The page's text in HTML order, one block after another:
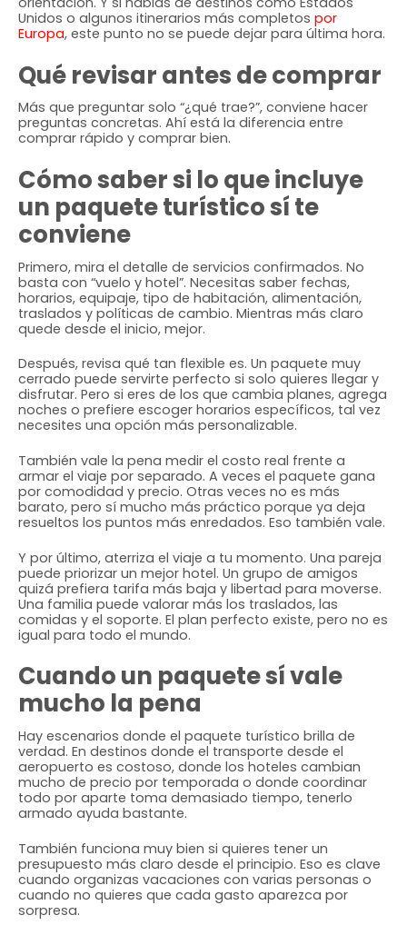
Unidos o algunos itinerarios más completos por
Europa, este punto no se puede dejar para última hora.
Qué revisar antes de comprar
Más que preguntar solo “¿qué trae?”, conviene hacer
preguntas concretas. Ahí está la diferencia entre
comprar rápido y comprar bien.
Cómo saber si lo que incluye
un paquete turístico sí te
conviene
Primero, mira el detalle de servicios confirmados. No
basta con “vuelo y hotel”. Necesitas saber fechas,
horarios, equipaje, tipo de habitación, alimentación,
traslados y políticas de cambio. Mientras más claro
quede desde el inicio, mejor.
Después, revisa qué tan flexible es. Un paquete muy
cerrado puede servirte perfecto si solo quieres llegar y
disfrutar. Pero si eres de los que cambia planes, agrega
noches o prefiere escoger horarios específicos, tal vez
necesites una opción más personalizable.
También vale la pena medir el costo real frente a
armar el viaje por separado. A veces el paquete gana
por comodidad y precio. Otras veces no es más
barato, pero sí mucho más práctico porque ya deja
resueltos los puntos más enredados. Eso también vale.
Y por último, aterriza el viaje a tu momento. Una pareja
puede priorizar un mejor hotel. Un grupo de amigos
quizá prefiera tarifa más baja y libertad para moverse.
Una familia puede valorar más los traslados, las
comidas y el soporte. El plan perfecto existe, pero no es
igual para todo el mundo.
Cuando un paquete sí vale
mucho la pena
Hay escenarios donde el paquete turístico brilla de
verdad. En destinos donde el transporte desde el
aeropuerto es costoso, donde los hoteles cambian
mucho de precio por temporada o donde coordinar
todo por aparte toma demasiado tiempo, tenerlo
armado ayuda bastante.
También funciona muy bien si quieres tener un
presupuesto más claro desde el principio. Eso es clave
cuando organizas vacaciones con varias personas o
cuando no quieres que cada gasto aparezca por
sorpresa.